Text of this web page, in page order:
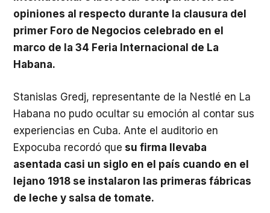
opiniones al respecto durante la clausura del
primer Foro de Negocios celebrado en el
marco de la 34 Feria Internacional de La
Habana.
Stanislas Gredj, representante de la Nestlé en La
Habana no pudo ocultar su emoción al contar sus
experiencias en Cuba. Ante el auditorio en
Expocuba recordó que su firma llevaba
asentada casi un siglo en el país cuando en el
lejano 1918 se instalaron las primeras fábricas
de leche y salsa de tomate.